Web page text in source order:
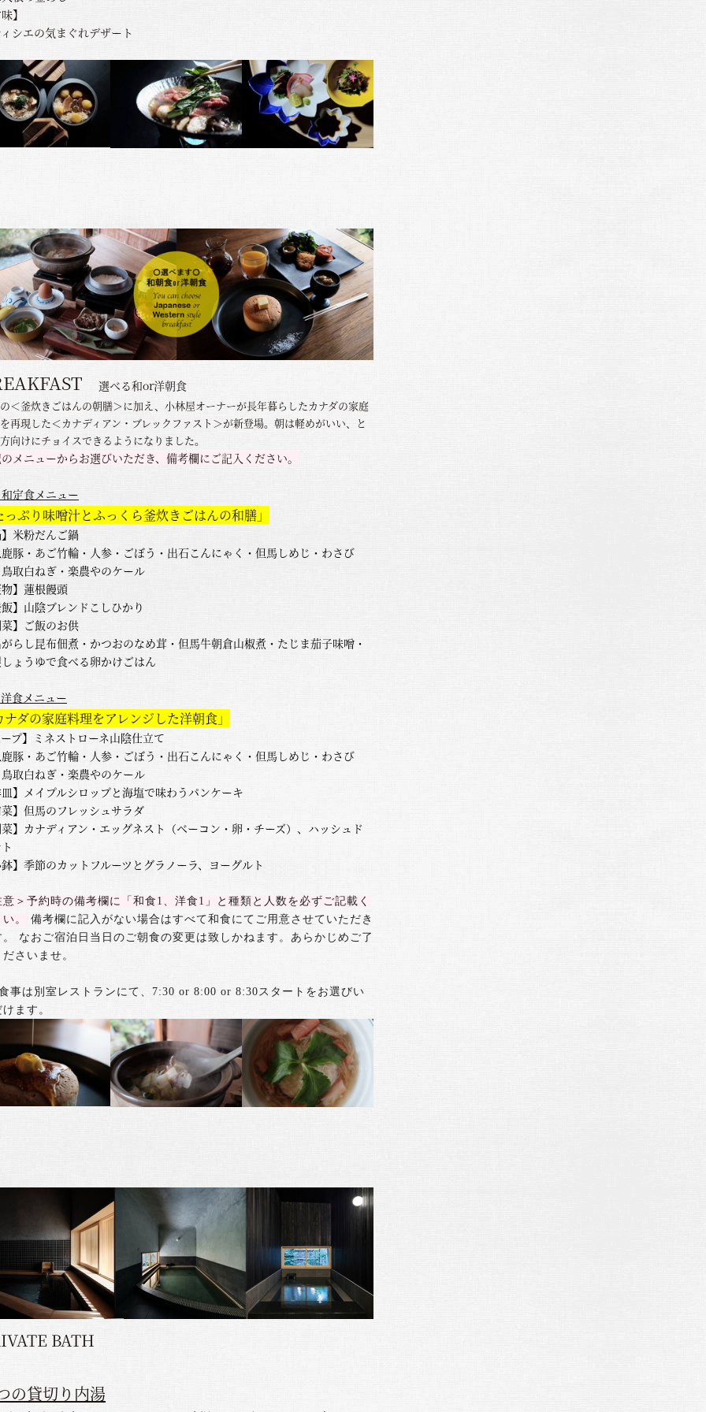
】
シエの気まぐれデザート
選べる和or洋朝食
＜釜炊きごはんの朝膳＞に加え、小林屋オーナーが長年暮らしたカナダの家庭
再現した＜カナディアン・ブレックファスト＞が新登場。朝は軽めがいい、と
向けにチョイスできるようになりました。
メニューからお選びいただき、備考欄にご記入ください。
定食メニュー
っぷり味噌汁とふっくら釜炊きごはんの和膳」
米粉だんご鍋
豚・あご竹輪・人参・ごぼう・出石こんにゃく・但馬しめじ・わさび
取白ねぎ・楽農やのケール
】蓮根饅頭
】山陰ブレンドこしひかり
】ご飯のお供
らし昆布佃煮・かつおのなめ茸・但馬牛朝倉山椒煮・たじま茄子味噌・
ょうゆで食べる卵かけごはん
食メニュー
ナダの家庭料理をアレンジした洋朝食」
プ】ミネストローネ山陰仕立て
豚・あご竹輪・人参・ごぼう・出石こんにゃく・但馬しめじ・わさび
取白ねぎ・楽農やのケール
】メイプルシロップと海塩で味わうパンケーキ
】但馬のフレッシュサラダ
】カナディアン・エッグネスト（ベーコン・卵・チーズ）、ハッシュド
】季節のカットフルーツとグラノーラ、ヨーグルト
意＞予約時の備考欄に「和食1、洋食1」と種類と人数を必ずご記載く
。
備考欄に記入がない場合はすべて和食にてご用意させていただき
なおご宿泊日当日のご朝食の変更は致しかねます。あらかじめご了
さいませ。
事は別室レストランにて、7:30 or 8:00 or 8:30スタートをお選びい
ます。
BATH
の貸切り内湯